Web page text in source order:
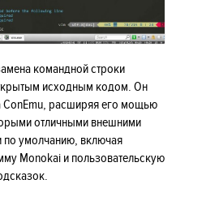
командной строки
исходным кодом. Он
ConEmu, расширяя его мощью
отличными внешними
по умолчанию, включая
Monokai и пользовательскую